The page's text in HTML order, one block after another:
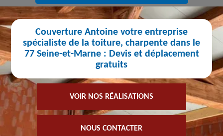
Couverture Antoine votre entreprise
spécialiste de la toiture, charpente dans le
77 Seine-et-Marne : Devis et déplacement
gratuits
VOIR NOS RÉALISATIONS
NOUS CONTACTER